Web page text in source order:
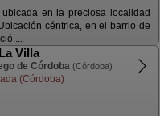
ubicada en la preciosa localidad
céntrica, en el barrio de
...
Villa
de Córdoba (Córdoba)
(Córdoba)